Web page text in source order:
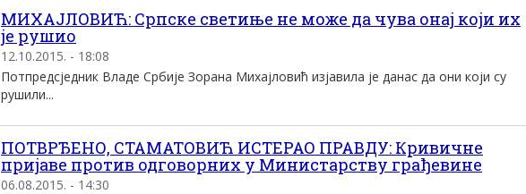
МИХАЈЛОВИЋ: Српске светиње не може да чува онај који их
је рушио
12.10.2015. - 18:08
Потпредсједник Владе Србије Зорана Михајловић изјавила је данас да они који су
рушили...
ПОТВРЂЕНО, СТАМАТОВИЋ ИСТЕРАО ПРАВДУ: Кривичне
пријаве против одговорних у Министарству грађевине
06.08.2015. - 14:30